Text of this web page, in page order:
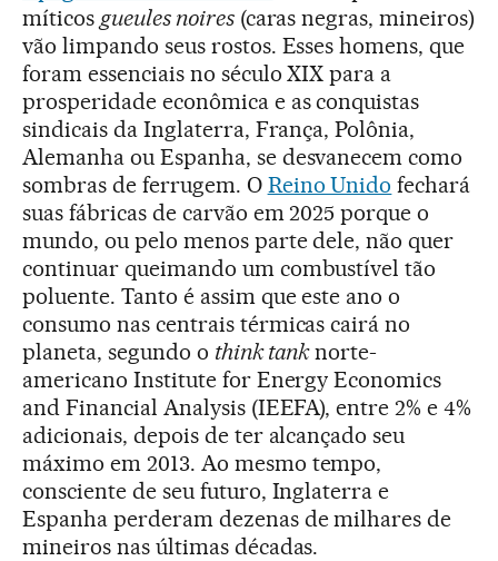
míticos gueules noires(caras negras, mineiros)
vão limpando seus rostos. Esses homens, que
foram essenciais no século XIX para a
prosperidade econômica e as conquistas
sindicais da Inglaterra, França, Polônia,
Alemanha ou Espanha, se desvanecem como
sombras de ferrugem. O Reino Unido fechará
suas fábricas de carvão em 2025 porque o
mundo, ou pelo menos parte dele, não quer
continuar queimando um combustível tão
poluente. Tanto é assim que este ano o
consumo nas centrais térmicas cairá no
planeta, segundo o think tanknorte-
americano Institute for Energy Economics
and Financial Analysis (IEEFA), entre 2% e 4%
adicionais, depois de ter alcançado seu
máximo em 2013. Ao mesmo tempo,
consciente de seu futuro, Inglaterra e
Espanha perderam dezenas de milhares de
mineiros nas últimas décadas.